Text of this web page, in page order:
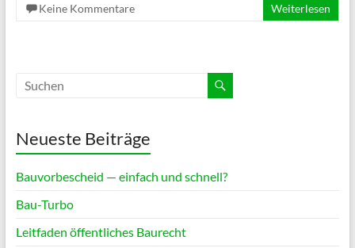
Keine Kommentare
Weiterlesen
Neueste Beiträge
Bauvorbescheid — einfach und schnell?
Bau-Turbo
Leitfaden öffentliches Baurecht